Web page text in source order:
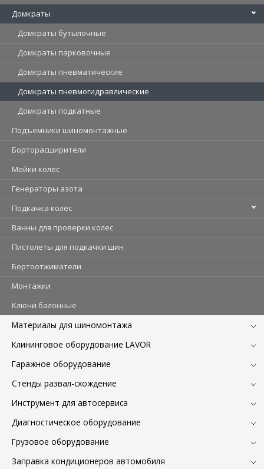
Домкраты
Домкраты бутылочные
Домкраты парковочные
Домкраты пневматические
Домкраты пневмогидравлические
Домкраты подкатные
Подъемники шиномонтажные
Борторасширители
Мойки колес
Генераторы азота
Подкачка колес
Ванны для проверки колес
Пистолеты для подкачки шин
Бортоотжиматели
Монтажки
Ключи балонные
Материалы для шиномонтажа
Клининговое оборудование LAVOR
Гаражное оборудование
Стенды развал-схождение
Инструмент для автосервиса
Диагностическое оборудование
Грузовое оборудование
Заправка кондиционеров автомобиля